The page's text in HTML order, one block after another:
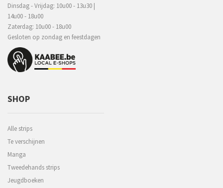
Dinsdag - Vrijdag: 10u00 - 13u30 |
14u00 - 18u00
Zaterdag: 10u00 - 18u00
Gesloten op zondag en feestdagen
SHOP
Alle strips
Te verschijnen
Manga
Tweedehands strips
Jeugdboeken